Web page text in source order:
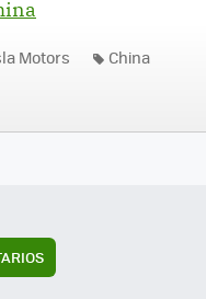
Motors China